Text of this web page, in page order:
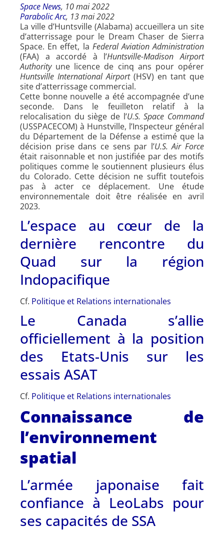
Space News, 10 mai 2022
Parabolic Arc, 13 mai 2022
La ville d’Huntsville (Alabama) accueillera un site
d’atterrissage pour le Dream Chaser de Sierra
Space. En effet, la Federal Aviation Administration
(FAA) a accordé à l’Huntsville-Madison Airport
Authority une licence de cinq ans pour opérer
Huntsville International Airport(HSV) en tant que
site d’atterrissage commercial.
Cette bonne nouvelle a été accompagnée d’une
seconde. Dans le feuilleton relatif à la
relocalisation du siège de l’U.S. Space Command
(USSPACECOM) à Hunstville, l’Inspecteur général
du Département de la Défense a estimé que la
décision prise dans ce sens par l’U.S. Air Force
était raisonnable et non justifiée par des motifs
politiques comme le soutiennent plusieurs élus
du Colorado. Cette décision ne suffit toutefois
pas à acter ce déplacement. Une étude
environnementale doit être réalisée en avril
2023.
L’espace au cœur de la
dernière rencontre du
Quad sur la région
Indopacifique
Cf. Politique et Relations internationales
Le Canada s’allie
officiellement à la position
des Etats-Unis sur les
essais ASAT
Cf. Politique et Relations internationales
Connaissance de
l’environnement
spatial
L’armée japonaise fait
confiance à LeoLabs pour
ses capacités de SSA